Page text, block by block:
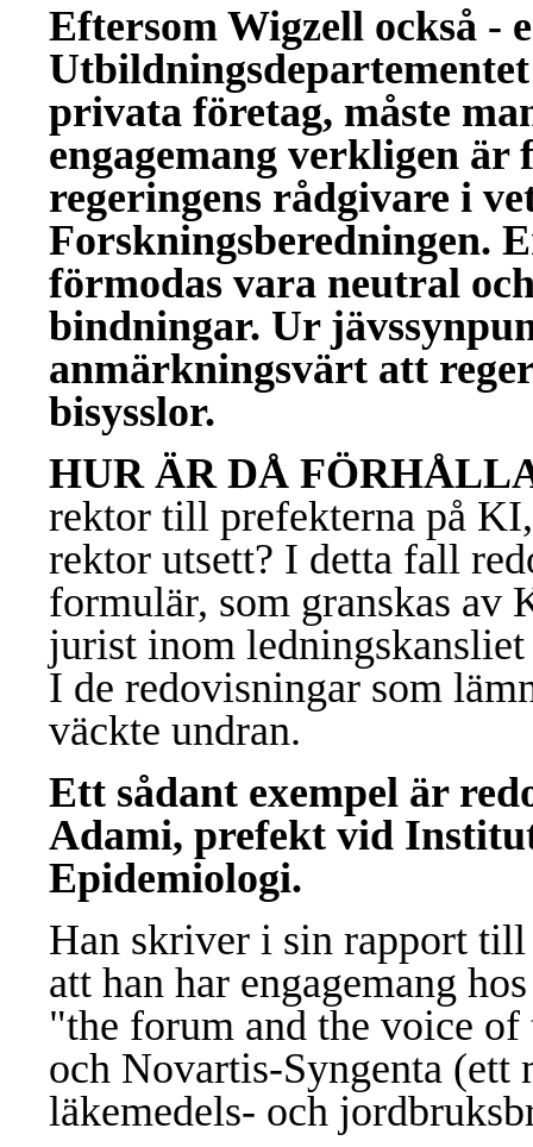
Eftersom Wigzell också -
privata företag, måste
engagemang verkligen är
regeringens rådgivare i
Forskningsberedningen.
förmodas vara neutral
bindningar. Ur
anmärkningsvärt att
bisysslor.
HUR ÄR DÅ
rektor till prefekterna på
rektor utsett? I detta fall
formulär, som granskas av
jurist inom
I de redovisningar som
väckte undran.
Ett sådant exempel är
Adami, prefekt vid
Epidemiologi.
Han skriver i sin rapport
att han har engagemang
"the forum and the voice
och Novartis-Syngenta
läkemedels- och